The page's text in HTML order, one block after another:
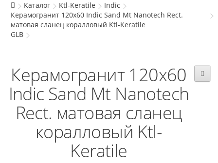
Каталог Ktl-Keratile
Indic
Керамогранит 120x60 Indic Sand Mt Nanotech Rect.
матовая сланец коралловый Ktl-Keratile
GLB
Керамогранит 120x60
Indic Sand Mt Nanotech
Rect. матовая сланец
коралловый Ktl-
Keratile